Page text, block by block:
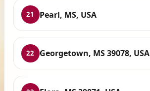
21 Pearl, MS, USA
22 Georgetown, MS 39078, USA